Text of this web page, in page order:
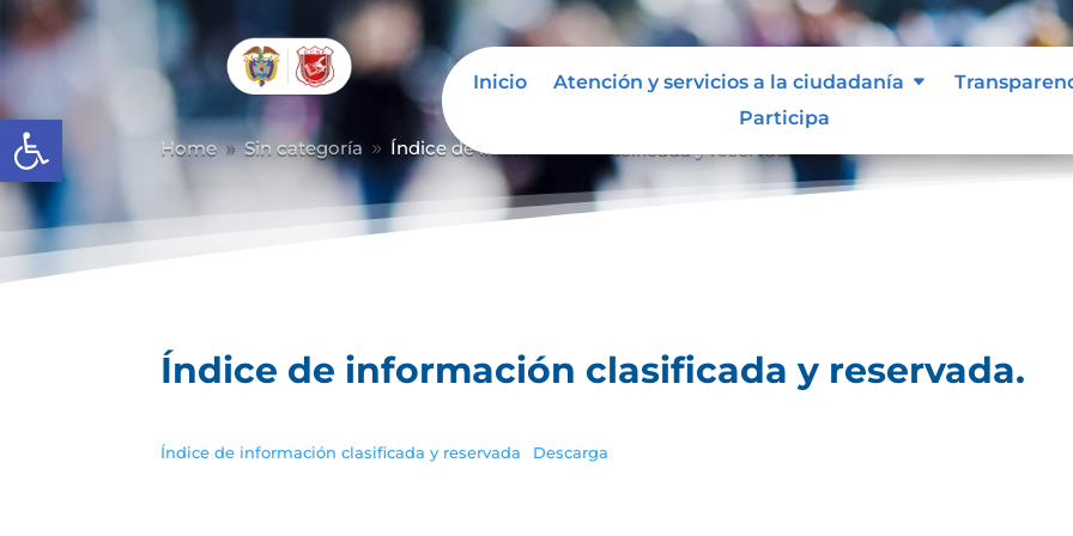
Abrir barra de herramientas
Inicio Atención y servicios a la ciudadanía
Participa
Home 9 Sin categoría 9 Índice de información clasificada y reservada.
Índice de información clasificada y reservada.
Índice de información clasificada y reservada Descarga